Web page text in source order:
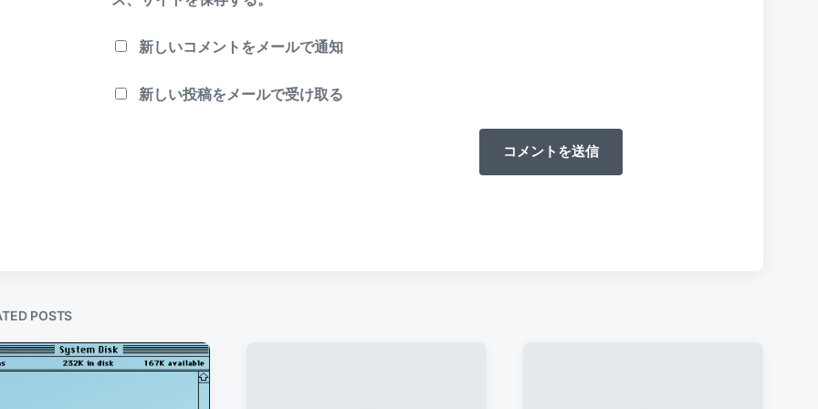
新しいコメントをメールで通知
新しい投稿をメールで受け取る
POSTS